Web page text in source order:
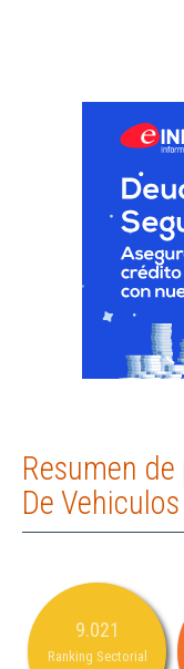
Resumen
De
9.021
Ranking Sectorial